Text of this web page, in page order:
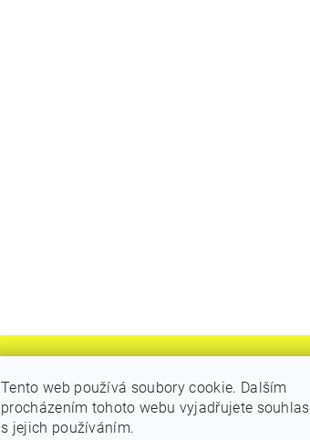
Tento web používá soubory cookie. Dalším
procházením tohoto webu vyjadřujete souhlas
s jejich používáním.